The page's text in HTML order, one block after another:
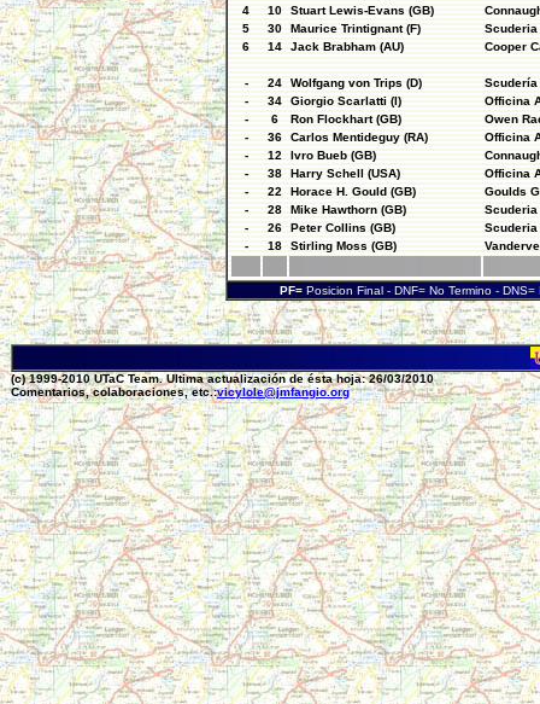
4
10 Stuart Lewis-Evans (GB)
5
30 Maurice Trintignant (F)
6
14 Jack Brabham (AU) Cooper
- 24 Wolfgang von Trips (D)
-
34 Giorgio Scarlatti (I)
Officina
-
6 Ron Flockhart (GB)
Owen
-
36 Carlos Mentideguy (RA)
Officina
-
12 Ivro Bueb (GB)
-
38 Harry Schell (USA)
Officina
-
22 Horace H. Gould (GB)
Goulds
-
28 Mike Hawthorn (GB)
-
26 Peter Collins (GB)
-
18 Stirling Moss (GB)
PF= Posicion Final - DNF= No Termino -
(c) 1999-2010 UTaC Team. Ultima actualización de ésta hoja: 26/03/2010
Comentarios, colaboraciones, etc.:vicylole@jmfangio.org